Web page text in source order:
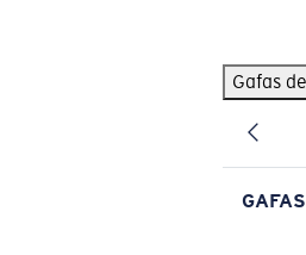
Gafas
BÚSQUEDAS POPULARES
Pilothouse PRO Limited Edition Pack
Gafas de sol personalizadas
Los más vendidos de gafas de sol